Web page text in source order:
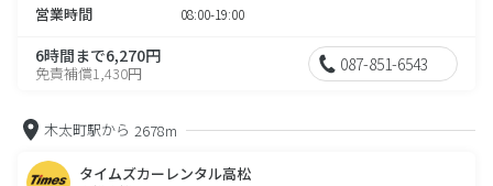
営業時間 08:00-19:00
6時間まで6,270円
免責補償1,430円 087-851-6543
木太町駅から 2678m
タイムズカーレンタル高松